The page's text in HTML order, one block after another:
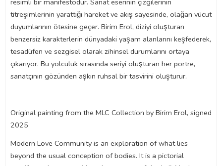
resimli bir manifestodur. Sanat eserinin çizgilerinin
titreşimlerinin yarattığı hareket ve akış sayesinde, olağan vücut
duyumlarının ötesine geçer. Birim Erol, diziyi oluşturan
benzersiz karakterlerin dünyadaki yaşam alanlarını keşfederek,
tesadüfen ve sezgisel olarak zihinsel durumlarını ortaya
çıkarıyor. Bu yolculuk sırasında seriyi oluşturan her portre,
sanatçının gözünden aşkın ruhsal bir tasvirini oluşturur.
Original painting from the MLC Collection by Birim Erol, signed
2025
Modern Love Community is an exploration of what lies
beyond the usual conception of bodies. It is a pictorial